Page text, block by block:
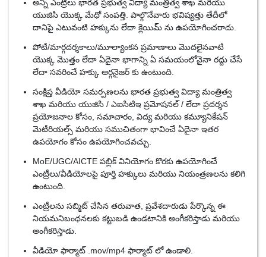
అన్ని ఎంట్రీలు భారత ప్రభుత్వ విద్యా మంత్రిత్వ శాఖ మరియు
యుజిసి యొక్క మేధో సంపత్తి. పాల్గొనేవారు భవిష్యత్తు తేదీలో
దానిపై ఎటువంటి హక్కును లేదా క్లెయిమ్ ను ఉపయోగించరాదు.
పోటీ/మార్గదర్శకాలు/మూల్యాంకన ప్రమాణాలు మొదలైనవాటి
యొక్క మొత్తం లేదా ఏదైనా భాగాన్ని ఏ సమయంలోనైనా రద్దు చేసే
లేదా సవరించే హక్కు ఆర్గనైజర్ కు ఉంటుంది.
సంక్షిప్త వీడియో సమర్పణలను భారత ప్రభుత్వ విద్యా మంత్రిత్వ
శాఖ మరియు యుజిసి / ఎఐసిటిఇ ప్రమోషనల్ / లేదా ప్రదర్శన
ప్రయోజనాల కోసం, సమాచారం, విద్య మరియు కమ్యూనికేషన్
మెటీరియల్స్ మరియు సముచితంగా భావించే ఏదైనా ఇతర
ఉపయోగం కోసం ఉపయోగించవచ్చు.
MoE/UGC/AICTE పబ్లిక్ వినియోగం కొరకు ఉపయోగించే
ఎంట్రీలు/వీడియోలపై పూర్తి హక్కులు మరియు నియంత్రణలను కలిగి
ఉంటుంది.
ఎంట్రీలను సబ్మిట్ చేసిన తరువాత, ప్రవేశదారుడు పేర్కొన్న ఈ
నియమనిబంధనలకు కట్టుబడి ఉండటానికి అంగీకరిస్తాడు మరియు
అంగీకరిస్తాడు.
వీడియో ఫార్మాట్ .mov/mp4 ఫార్మాట్ లో ఉండాలి.